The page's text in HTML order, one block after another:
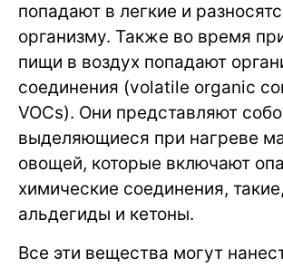
попадают в легкие и
организму. Также во время
пищи в воздух попадают
соединения (volatile organic
VOCs). Они представляют
выделяющиеся при нагреве
овощей, которые включают
химические соединения,
альдегиды и кетоны.
Все эти вещества могут